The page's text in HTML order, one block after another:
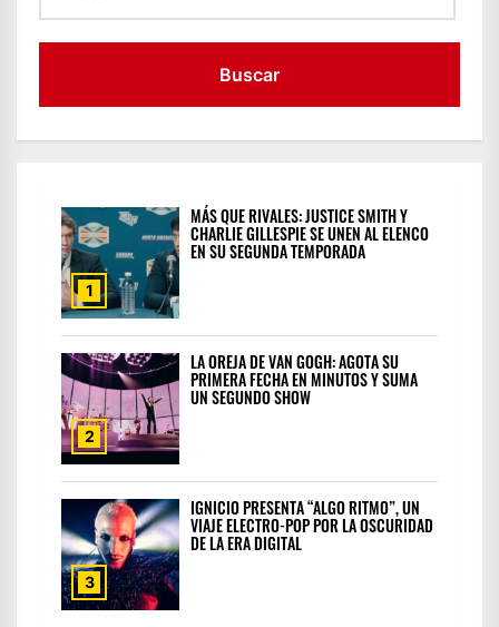
1
MÁS QUE RIVALES: JUSTICE SMITH Y
CHARLIE GILLESPIE SE UNEN AL ELENCO
EN SU SEGUNDA TEMPORADA
2
LA OREJA DE VAN GOGH: AGOTA SU
PRIMERA FECHA EN MINUTOS Y SUMA
UN SEGUNDO SHOW
3
IGNICIO PRESENTA “ALGO RITMO”, UN
VIAJE ELECTRO-POP POR LA OSCURIDAD
DE LA ERA DIGITAL